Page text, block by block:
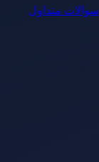
سوالات متداول